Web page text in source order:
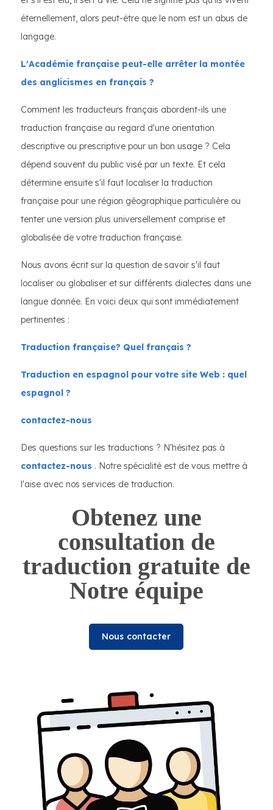
éternellement, alors peut-être que le nom est un abus de
langage.
L'Académie française peut-elle arrêter la montée
des anglicismes en français ?
Comment les traducteurs français abordent-ils une
traduction française au regard d'une orientation
descriptive ou prescriptive pour un bon usage ? Cela
dépend souvent du public visé par un texte. Et cela
détermine ensuite s'il faut localiser la traduction
française pour une région géographique particulière ou
tenter une version plus universellement comprise et
globalisée de votre traduction française.
Nous avons écrit sur la question de savoir s'il faut
localiser ou globaliser et sur différents dialectes dans une
langue donnée. En voici deux qui sont immédiatement
pertinentes :
Traduction française? Quel français ?
Traduction en espagnol pour votre site Web : quel
espagnol ?
contactez-nous
Des questions sur les traductions ? N'hésitez pas à
contactez-nous . Notre spécialité est de vous mettre à
l'aise avec nos services de traduction.
Obtenez une
consultation de
traduction gratuite de
Notre équipe
Nous contacter